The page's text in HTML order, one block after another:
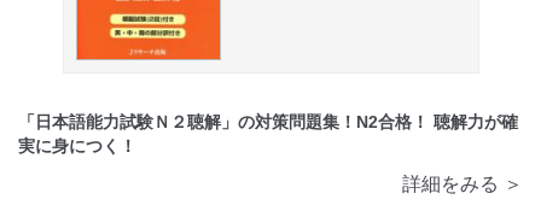
「日本語能力試験Ｎ２聴解」の対策問題集！N2合格！ 聴解力が確
実に身につく！
詳細をみる ＞